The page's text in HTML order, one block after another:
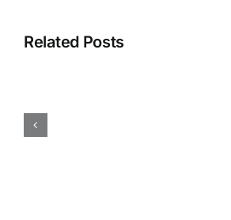
Related Posts